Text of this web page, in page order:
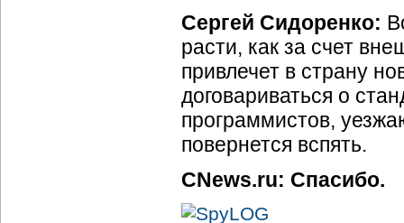
Сергей Сидоренко:
расти, как за счет
привлечет в страну
договариваться о
программистов,
повернется вспять.
CNews.ru: Спасибо.